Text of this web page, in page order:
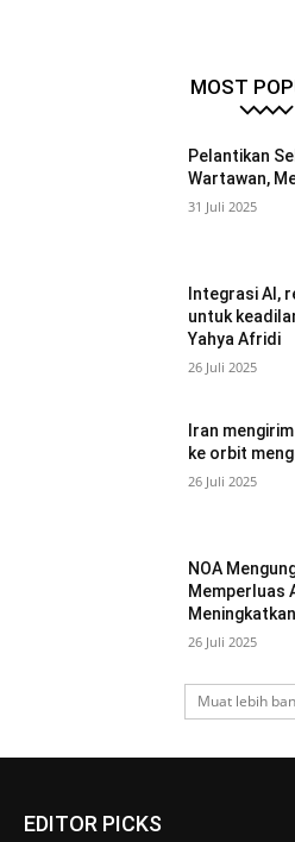
MOST
Pelantikan
Wartawan,
31 Juli 2025
Integrasi AI,
untuk
Yahya Afridi
26 Juli 2025
Iran
ke orbit
26 Juli 2025
NOA
Memperluas
26 Juli 2025
Muat lebih
EDITOR PICKS